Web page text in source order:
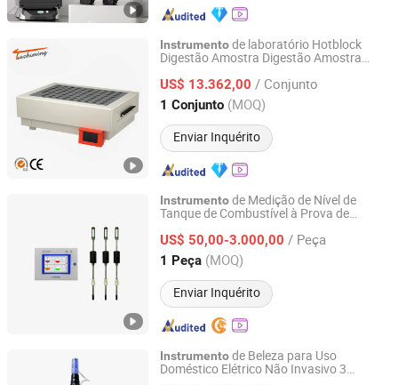
Instrumentode laboratório Hotblock
Digestão Amostra Digestão Amostra
US$ 13.362,00 / Conjunto
1 Conjunto (MOQ)
Enviar Inquérito
Tianjin Tuozhiming Lab Equipment Co., Ltd.
Tianjin, China Desde 2024
Instrumentode Medição de Nível de
Tanque de Combustível à Prova de
Nível de Tanque de Combustível
US$ 50,00-3.000,00 / Peça
1 Peça (MOQ)
Enviar Inquérito
Zhengzhou Windbell Measurement and Control
Technology Co., Ltd.
Henan, China Desde 2022
Instrumentode Beleza para Uso
Doméstico Elétrico Não Invasivo 3
Hangzhou Yanfeng Technology Co., Ltd.